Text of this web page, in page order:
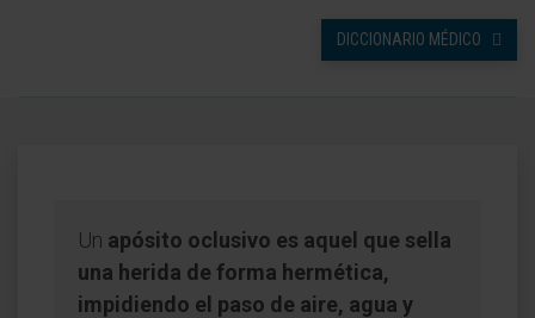
DICCIONARIO MÉDICO
Un apósito oclusivo es aquel que sella
una herida de forma hermética,
impidiendo el paso de aire, agua y